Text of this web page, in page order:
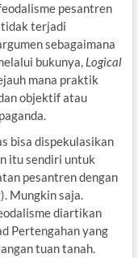
pesantren
tidak terjadi
sebagaimana
bukunya, Logical
mana praktik
objektif atau
bisa dispekulasikan
itu sendiri untuk
pesantren dengan
Mungkin saja.
diartikan
Pertengahan yang
tuan tanah.